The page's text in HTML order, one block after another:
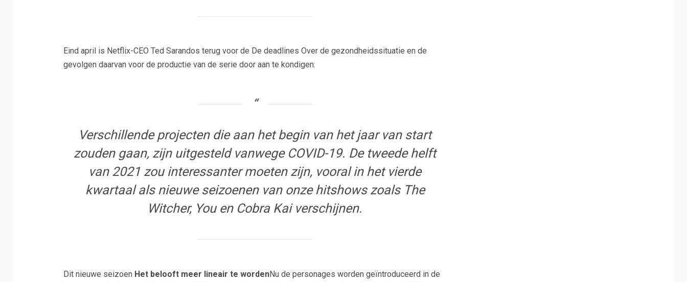
Eind april is Netflix-CEO Ted Sarandos terug voor de De deadlines Over de gezondheidssituatie en de
gevolgen daarvan voor de productie van de serie door aan te kondigen:
Verschillende projecten die aan het begin van het jaar van start
zouden gaan, zijn uitgesteld vanwege COVID-19. De tweede helft
van 2021 zou interessanter moeten zijn, vooral in het vierde
kwartaal als nieuwe seizoenen van onze hitshows zoals The
Witcher, You en Cobra Kai verschijnen.
Dit nieuwe seizoen Het belooft meer lineair te wordenNu de personages worden geïntroduceerd in de